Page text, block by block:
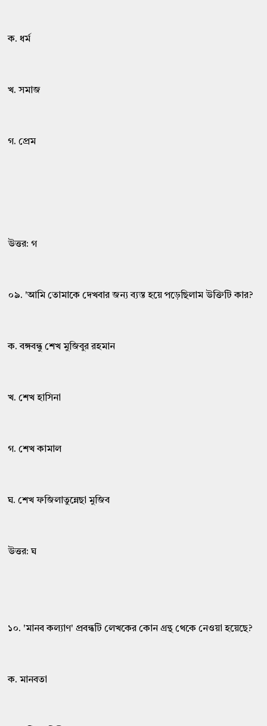
ক. ধর্ম
খ. সমাজ
গ. প্রেম
উত্তর: গ
০৯. 'আমি তোমাকে দেখবার জন্য ব্যস্ত হয়ে পড়েছিলাম উক্তিটি কার?
ক. বঙ্গবন্ধু শেখ মুজিবুর রহমান
খ. শেখ হাসিনা
গ. শেখ কামাল
ঘ. শেখ ফজিলাতুন্নেছা মুজিব
উত্তর: ঘ
১০. 'মানব কল্যাণ' প্রবন্ধটি লেখকের কোন গ্রন্থ থেকে নেওয়া হয়েছে?
ক. মানবতা